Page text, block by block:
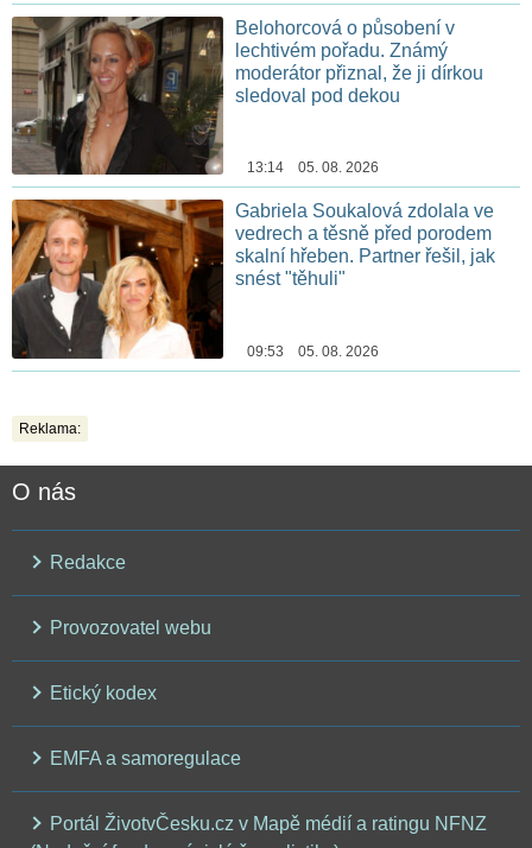
Belohorcová o působení v
lechtivém pořadu. Známý
moderátor přiznal, že ji dírkou
sledoval pod dekou
13:14 05. 08. 2026
Gabriela Soukalová zdolala ve
vedrech a těsně před porodem
skalní hřeben. Partner řešil, jak
snést "těhuli"
09:53 05. 08. 2026
Reklama:
O nás
Redakce
Provozovatel webu
Etický kodex
EMFA a samoregulace
Portál ŽivotvČesku.cz v Mapě médií a ratingu NFNZ